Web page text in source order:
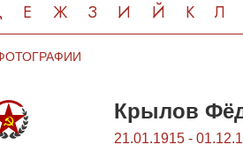
Е Ж З И Й К Л
Крылов
21.01.1915 -